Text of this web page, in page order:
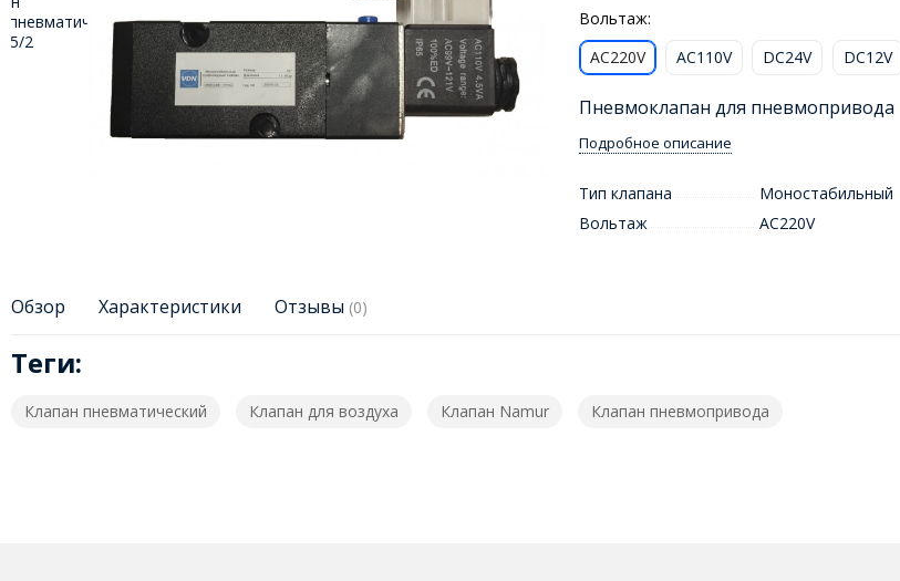
Вольтаж:
AC220V
AC110V DC24V DC12V
Пневмоклапан для пневмопривода
Подробное описание
Тип клапана
Моностабильный
Вольтаж
AC220V
Обзор Характеристики Отзывы (0)
Теги:
Клапан пневматический Клапан для воздуха Клапан Namur Клапан пневмопривода